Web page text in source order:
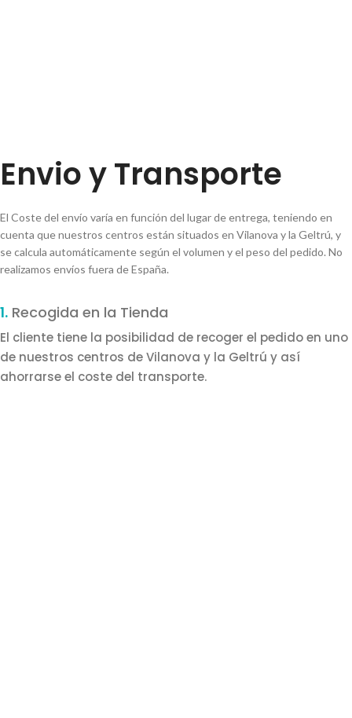
Envio y Transporte
El Coste del envío varía en función del lugar de entrega, teniendo en
cuenta que nuestros centros están situados en Vilanova y la Geltrú, y
se calcula automáticamente según el volumen y el peso del pedido. No
realizamos envíos fuera de España.
1. Recogida en la Tienda
El cliente tiene la posibilidad de recoger el pedido en uno
de nuestros centros de Vilanova y la Geltrú y así
ahorrarse el coste del transporte.